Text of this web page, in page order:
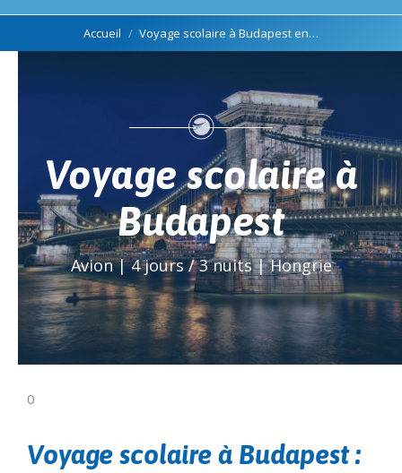
Vous êtes ici :
Accueil Voyage scolaire à Budapest en…
Voyage scolaire à
Budapest
Avion | 4 jours / 3 nuits | Hongrie
0
Voyage scolaire à Budapest :